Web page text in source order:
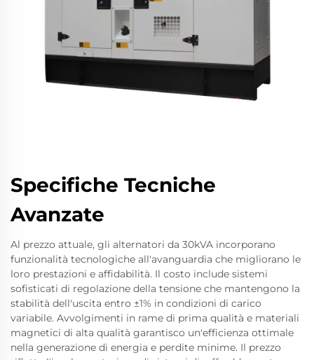
Specifiche Tecniche
Avanzate
Al prezzo attuale, gli alternatori da 30kVA incorporano
funzionalità tecnologiche all'avanguardia che migliorano le
loro prestazioni e affidabilità. Il costo include sistemi
sofisticati di regolazione della tensione che mantengono la
stabilità dell'uscita entro ±1% in condizioni di carico
variabile. Avvolgimenti in rame di prima qualità e materiali
magnetici di alta qualità garantisco un'efficienza ottimale
nella generazione di energia e perdite minime. Il prezzo